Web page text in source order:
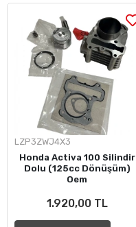
LZP3ZWJ4X3
Honda Activa 100 Silindir
Dolu (125cc Dönüşüm)
Oem
1.920,00 TL